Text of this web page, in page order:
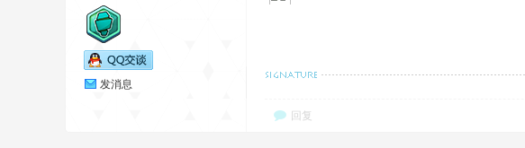
发消息
回复